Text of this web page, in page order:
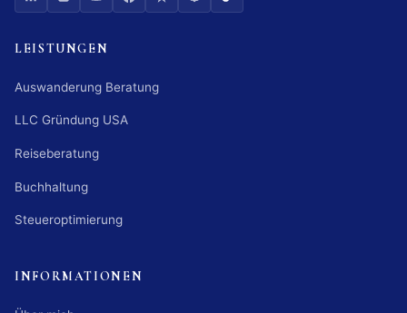
LEISTUNGEN
Auswanderung Beratung
LLC Gründung USA
Reiseberatung
Buchhaltung
Steueroptimierung
INFORMATIONEN